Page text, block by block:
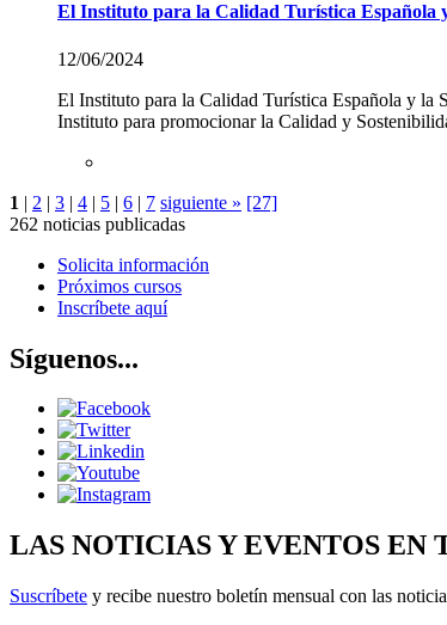
El Instituto para la Calidad Turística Española
12/06/2024
El Instituto para la Calidad Turística Española y la
Instituto para promocionar la Calidad y
1 | 2 | 3 | 4 | 5 | 6 | 7 siguiente » [27]
262 noticias publicadas
Solicita información
Próximos cursos
Inscríbete aquí
Síguenos...
LAS NOTICIAS Y EVENTOS EN
Suscríbete y recibe nuestro boletín mensual con las